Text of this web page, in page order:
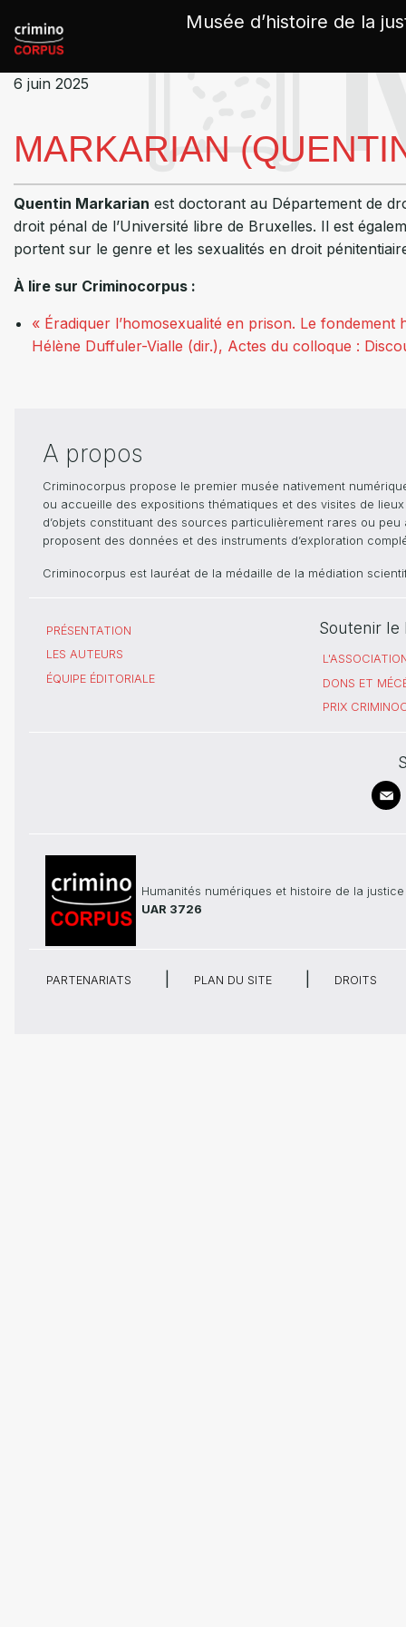
Musée d’histoire de la
6 juin 2025
MARKARIAN
Quentin Markarian est doctorant au Département de
droit pénal de l’Université libre de Bruxelles. Il est
portent sur le genre et les sexualités en droit
À lire sur Criminocorpus :
« Éradiquer l’homosexualité en prison. Le
Hélène Duffuler-Vialle (dir.), Actes du colloque :
A propos
Criminocorpus propose le premier musée nativement
ou accueille des expositions thématiques et des visites de
d’objets constituant des sources particulièrement rares ou
proposent des données et des instruments d’exploration
Criminocorpus est lauréat de la médaille de la médiation
PRÉSENTATION
LES AUTEURS
ÉQUIPE ÉDITORIALE
Soutenir le
DONS ET
PRIX
Humanités numériques et histoire de la justice
UAR 3726
PARTENARIATS PLAN DU SITE DROITS
Panneau de gestion des cookies